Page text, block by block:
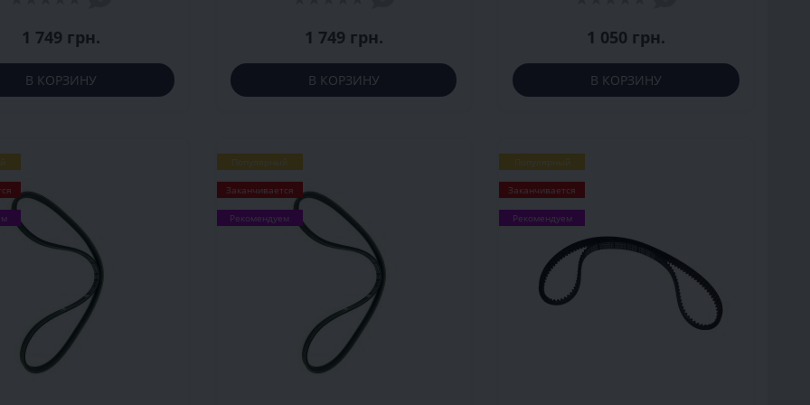
1 749 грн.
В КОРЗИНУ
1 749 грн.
В КОРЗИНУ
1 050 грн.
В КОРЗИНУ
Популярный
Заканчивается
Рекомендуем
Популярный
Заканчивается
Рекомендуем